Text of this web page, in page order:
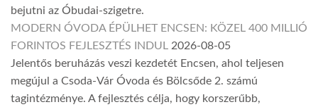
bejutni az Óbudai-szigetre.
MODERN ÓVODA ÉPÜLHET ENCSEN: KÖZEL 400 MILLIÓ
FORINTOS FEJLESZTÉS INDUL 2026-08-05
Jelentős beruházás veszi kezdetét Encsen, ahol teljesen
megújul a Csoda-Vár Óvoda és Bölcsőde 2. számú
tagintézménye. A fejlesztés célja, hogy korszerűbb,